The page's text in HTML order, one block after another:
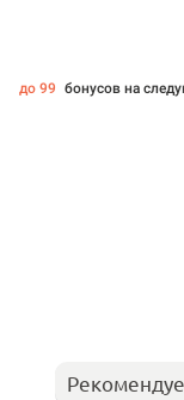
до 99 бонусов на